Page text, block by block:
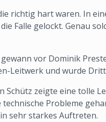
richtig hart waren. In
Falle gelockt. Genau
vor Dominik
Leitwerk und wurde
Schütz zeigte eine tolle
Probleme
sehr starkes Auftreten.